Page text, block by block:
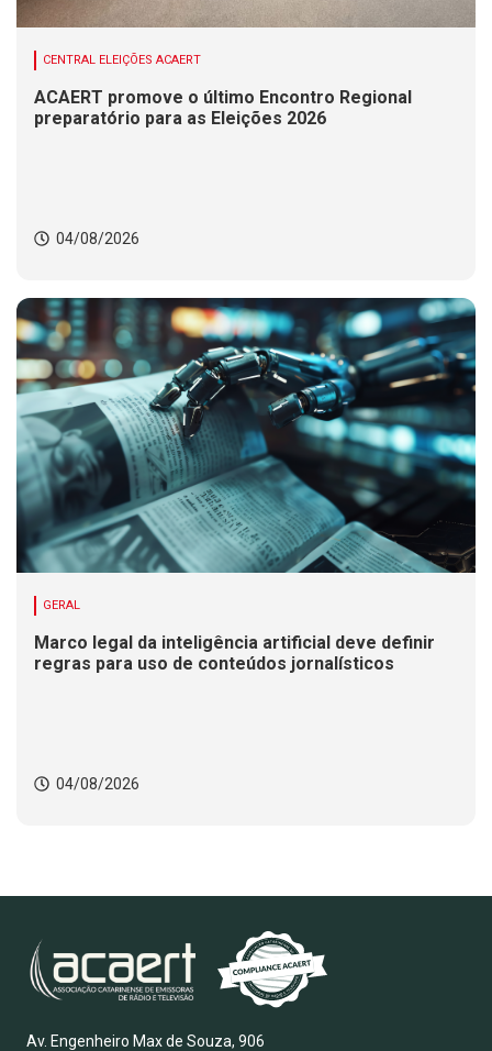
CENTRAL ELEIÇÕES ACAERT
ACAERT promove o último Encontro Regional
preparatório para as Eleições 2026
04/08/2026
GERAL
Marco legal da inteligência artificial deve definir
regras para uso de conteúdos jornalísticos
04/08/2026
Av. Engenheiro Max de Souza, 906